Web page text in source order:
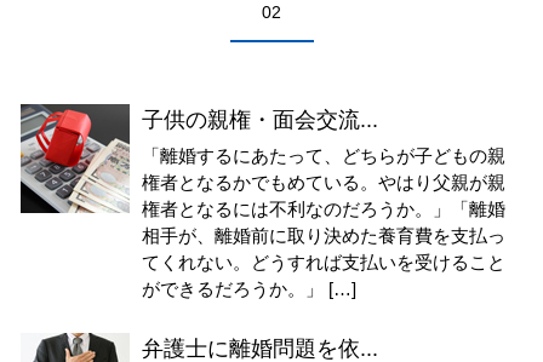
02
子供の親権・面会交流...
「離婚するにあたって、どちらが子どもの親
権者となるかでもめている。やはり父親が親
権者となるには不利なのだろうか。」「離婚
相手が、離婚前に取り決めた養育費を支払っ
てくれない。どうすれば支払いを受けること
ができるだろうか。」 […]
弁護士に離婚問題を依...